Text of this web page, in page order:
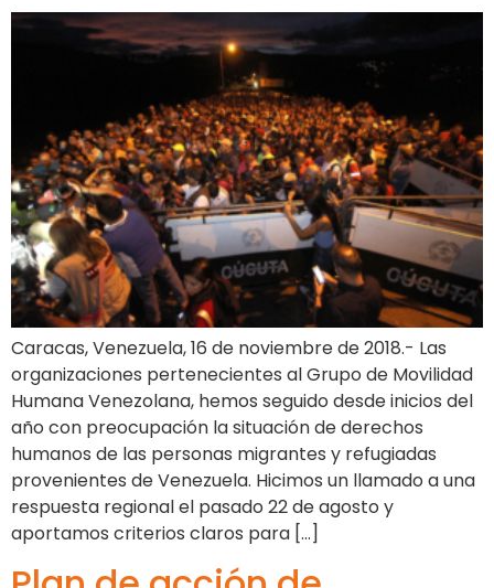
Caracas, Venezuela, 16 de noviembre de 2018.- Las
organizaciones pertenecientes al Grupo de Movilidad
Humana Venezolana, hemos seguido desde inicios del
año con preocupación la situación de derechos
humanos de las personas migrantes y refugiadas
provenientes de Venezuela. Hicimos un llamado a una
respuesta regional el pasado 22 de agosto y
aportamos criterios claros para […]